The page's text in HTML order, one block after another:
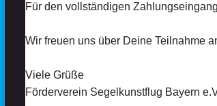
Für den vollständigen
Wir freuen uns über Deine Teilnahme
Viele Grüße
Förderverein Segelkunstflug Bayern